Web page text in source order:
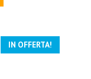
IN OFFERTA!